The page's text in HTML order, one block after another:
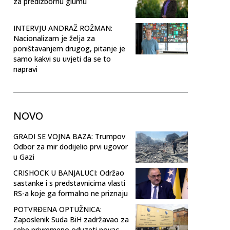
INTERVJU ANDRAŽ ROŽMAN:
Nacionalizam je želja za
poništavanjem drugog, pitanje je
samo kakvi su uvjeti da se to
napravi
NOVO
GRADI SE VOJNA BAZA: Trumpov
Odbor za mir dodijelio prvi ugovor
u Gazi
CRISHOCK U BANJALUCI: Održao
sastanke i s predstavnicima vlasti
RS-a koje ga formalno ne priznaju
POTVRĐENA OPTUŽNICA:
Zaposlenik Suda BiH zadržavao za